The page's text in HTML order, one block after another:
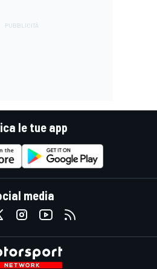
le tue app
media